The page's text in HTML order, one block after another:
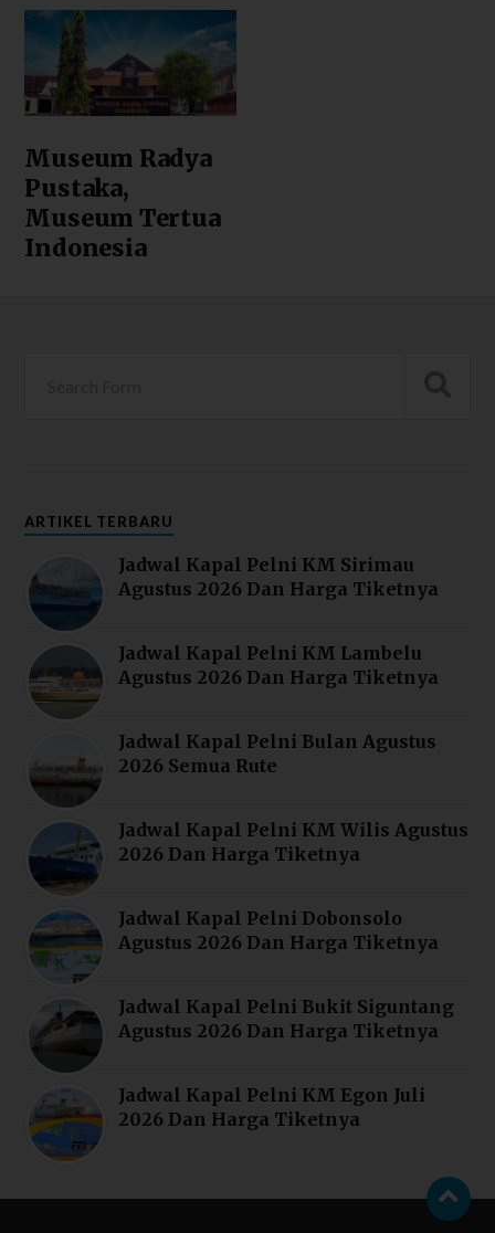
Museum Radya
Pustaka,
Museum Tertua
Indonesia
ARTIKEL TERBARU
Jadwal Kapal Pelni KM Sirimau
Agustus 2026 Dan Harga Tiketnya
Jadwal Kapal Pelni KM Lambelu
Agustus 2026 Dan Harga Tiketnya
Jadwal Kapal Pelni Bulan Agustus
2026 Semua Rute
Jadwal Kapal Pelni KM Wilis Agustus
2026 Dan Harga Tiketnya
Jadwal Kapal Pelni Dobonsolo
Agustus 2026 Dan Harga Tiketnya
Jadwal Kapal Pelni Bukit Siguntang
Agustus 2026 Dan Harga Tiketnya
Jadwal Kapal Pelni KM Egon Juli
2026 Dan Harga Tiketnya